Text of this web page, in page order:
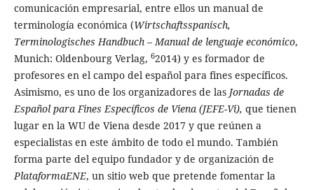
comunicación empresarial, entre ellos un manual de
terminología económica (Wirtschaftsspanisch,
Terminologisches Handbuch – Manual de lenguaje económico,
Munich: Oldenbourg Verlag, 62014) y es formador de
profesores en el campo del español para fines específicos.
Asimismo, es uno de los organizadores de las Jornadas de
Español para Fines Específicos de Viena (JEFE-Vi), que tienen
lugar en la WU de Viena desde 2017 y que reúnen a
especialistas en este ámbito de todo el mundo. También
forma parte del equipo fundador y de organización de
PlataformaENE, un sitio web que pretende fomentar la